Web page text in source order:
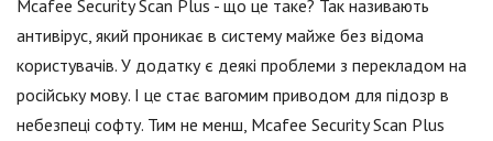
Mcafee Security Scan Plus - що це таке? Так називають
антивірус, який проникає в систему майже без відома
користувачів. У додатку є деякі проблеми з перекладом на
російську мову. І це стає вагомим приводом для підозр в
небезпеці софту. Тим не менш, Mcafee Security Scan Plus